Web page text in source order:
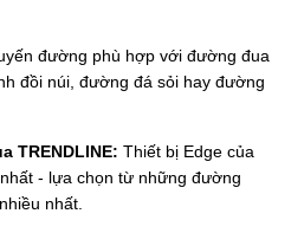
đường phù hợp với đường đua
đồi núi, đường đá sỏi hay đường
TRENDLINE: Thiết bị Edge của
- lựa chọn từ những đường
nhất.